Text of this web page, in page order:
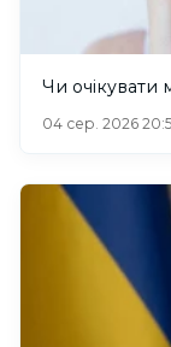
Чи очікувати
04 сер. 2026